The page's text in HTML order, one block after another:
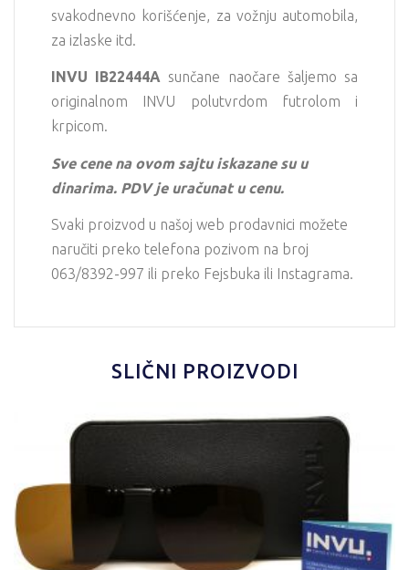
svakodnevno korišćenje, za vožnju automobila,
za izlaske itd.
INVU IB22444A sunčane naočare šaljemo sa
originalnom INVU polutvrdom futrolom i
krpicom.
Sve cene na ovom sajtu iskazane su u
dinarima. PDV je uračunat u cenu.
Svaki proizvod u našoj web prodavnici možete
naručiti preko telefona pozivom na broj
063/8392-997 ili preko Fejsbuka ili Instagrama.
SLIČNI PROIZVODI